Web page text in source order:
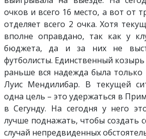
очков и всего 16 место, а вот от
отделяет всего 2 очка. Хотя
вполне оправдано, так как у
бюджета, да и за них не
футболисты. Единственный
раньше вся надежда была только
Луис Мендилибар. В текущей
одна цель – это удержаться в
в Сегунду. На сегодня у него
лучше поднажать, чтобы создать
случай непредвиденных